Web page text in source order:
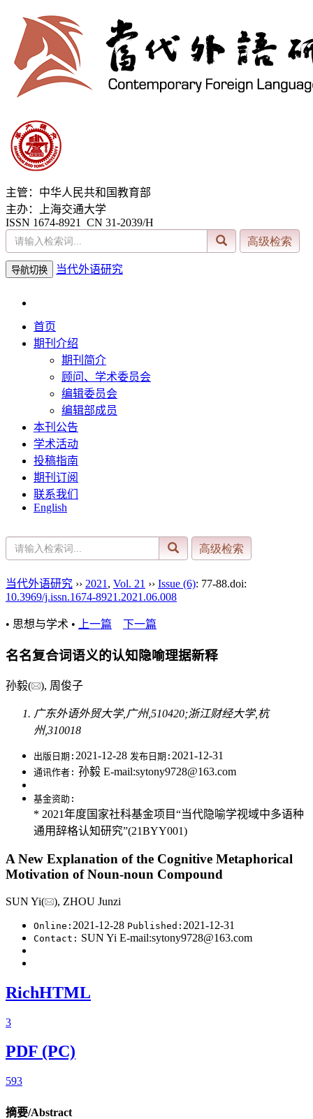
主管：中华人民共和国教育部
主办：上海交通大学
ISSN 1674-8921 CN 31-2039/H
导航切换 当代外语研究
首页
期刊介绍
期刊简介
顾问、学术委员会
编辑委员会
编辑部成员
本刊公告
学术活动
投稿指南
期刊订阅
联系我们
English
当代外语研究 ›› 2021 , Vol. 21 ›› Issue (6): 77-88.doi:
10.3969/j.issn.1674-8921.2021.06.008
• 思想与学术 • 上一篇 下一篇
名名复合词语义的认知隐喻理据新释
孙毅( ), 周俊子
广东外语外贸大学,广州,510420;浙江财经大学,杭
州,310018
出版日期: 2021-12-28 发布日期: 2021-12-31
通讯作者: 孙毅 E-mail:sytony9728@163.com
基金资助:
* 2021年度国家社科基金项目“当代隐喻学视域中多语种
通用辞格认知研究”(21BYY001)
A New Explanation of the Cognitive Metaphorical
Motivation of Noun-noun Compound
SUN Yi( ), ZHOU Junzi
Online: 2021-12-28 Published: 2021-12-31
Contact: SUN Yi E-mail:sytony9728@163.com
RichHTML
3
PDF (PC)
593
摘要/Abstract